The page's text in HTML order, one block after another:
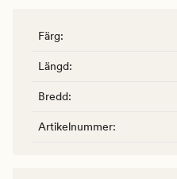
Färg:
Längd:
Bredd:
Artikelnummer: